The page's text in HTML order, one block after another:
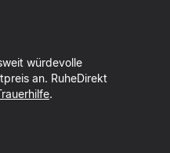
würdevolle
an. RuheDirekt
.